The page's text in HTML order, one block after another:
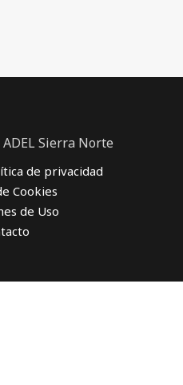
Sierra Norte
de privacidad
Cookies
de Uso